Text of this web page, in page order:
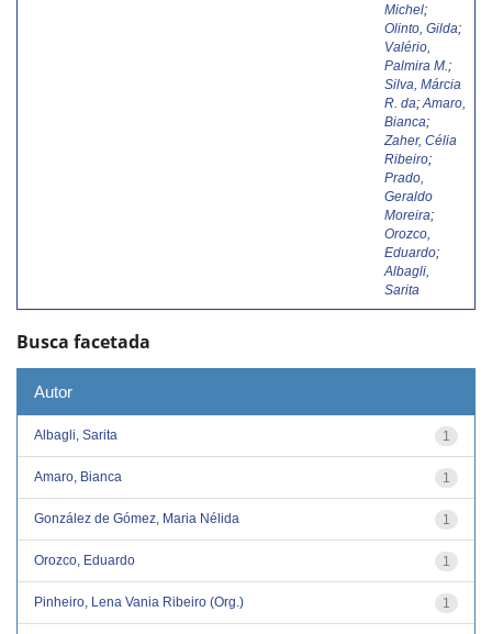
Michel;
Olinto, Gilda;
Valério,
Palmira M. ;
Silva, Márcia
R. da; Amaro,
Bianca;
Zaher, Célia
Ribeiro;
Prado,
Geraldo
Moreira;
Orozco,
Eduardo;
Albagli,
Sarita
Busca facetada
Autor
1
Albagli, Sarita
1
Amaro, Bianca
1
González de Gómez, Maria Nélida
1
Orozco, Eduardo
1
Pinheiro, Lena Vania Ribeiro (Org.)